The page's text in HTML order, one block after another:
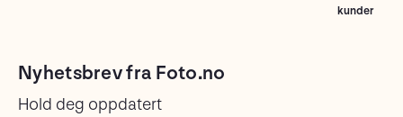
kunder
Nyhetsbrev fra Foto.no
Hold deg oppdatert